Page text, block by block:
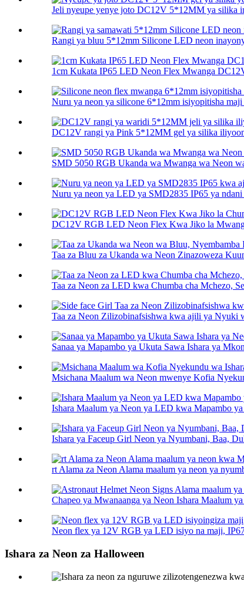
Jeli nyeupe yenye joto DC12V 5*12MM ya silika
Rangi ya bluu 5*12mm Silicone LED neon
1cm Kukata IP65 LED Neon Flex Mwanga
Nuru ya neon ya silicone 6*12mm isiyopitisha
DC12V rangi ya Pink 5*12MM gel ya silika
SMD 5050 RGB Ukanda wa Mwanga wa Neon
Nuru ya neon ya LED ya SMD2835 IP65 ya ndani
DC12V RGB LED Neon Flex Kwa Jiko la
Taa za Bluu za Ukanda wa Neon Zinazoweza
Taa za Neon za LED kwa Chumba cha Mchezo,
Taa za Neon Zilizobinafsishwa kwa ajili ya Nyuki
Sanaa ya Mapambo ya Ukuta Sawa Ishara ya
Msichana Maalum wa Neon mwenye Kofia
Ishara Maalum ya Neon ya LED kwa Mapambo
Ishara ya Faceup Girl Neon ya Nyumbani, Baa,
rt Alama za Neon Alama maalum ya neon ya
Chapeo ya Mwanaanga ya Neon Ishara Maalum
Neon flex ya 12V RGB ya LED isiyo na maji,
Ishara za Neon za Halloween